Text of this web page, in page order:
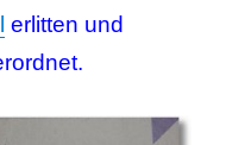
erlitten und